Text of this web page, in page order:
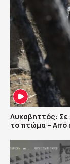
Λυκαβηττός: Σε
το πτώμα –